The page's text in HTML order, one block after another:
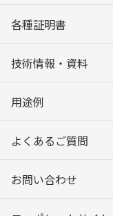
各種証明書
技術情報・資料
用途例
よくあるご質問
お問い合わせ